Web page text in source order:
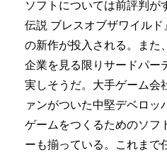
ソフトについては前評判が
伝説 ブレスオブザワイルド
の新作が投入される。また
企業を見る限りサードパー
実しそうだ。大手ゲーム会
ァンがついた中堅デベロッ
ゲームをつくるためのソフ
ーも揃っている。これまで